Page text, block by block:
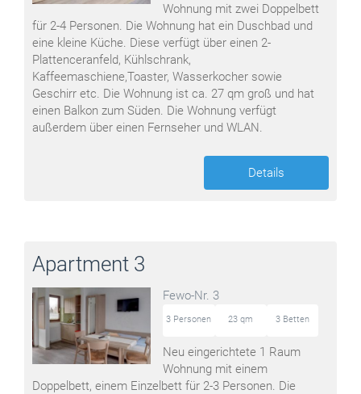
Wohnung mit zwei Doppelbett
für 2-4 Personen. Die Wohnung hat ein Duschbad und
eine kleine Küche. Diese verfügt über einen 2-
Plattenceranfeld, Kühlschrank,
Kaffeemaschiene,Toaster, Wasserkocher sowie
Geschirr etc. Die Wohnung ist ca. 27 qm groß und hat
einen Balkon zum Süden. Die Wohnung verfügt
außerdem über einen Fernseher und WLAN.
Details
Apartment 3
Fewo-Nr. 3
3 Personen 23 qm 3 Betten
Neu eingerichtete 1 Raum
Wohnung mit einem
Doppelbett, einem Einzelbett für 2-3 Personen. Die